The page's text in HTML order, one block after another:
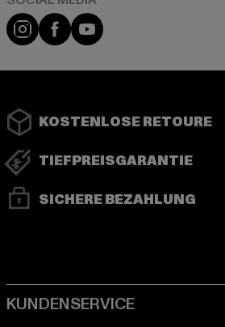
Instagram
FacebookYouTube
KOSTENLOSE RETOURE
TIEFPREISGARANTIE
SICHERE BEZAHLUNG